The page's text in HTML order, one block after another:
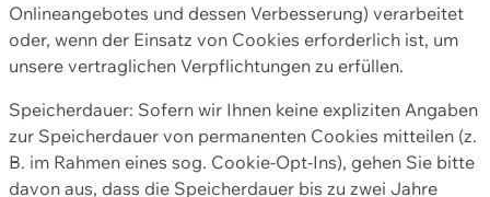
Onlineangebotes und dessen Verbesserung) verarbeitet
oder, wenn der Einsatz von Cookies erforderlich ist, um
unsere vertraglichen Verpflichtungen zu erfüllen.
Speicherdauer: Sofern wir Ihnen keine expliziten Angaben
zur Speicherdauer von permanenten Cookies mitteilen (z.
B. im Rahmen eines sog. Cookie-Opt-Ins), gehen Sie bitte
davon aus, dass die Speicherdauer bis zu zwei Jahre